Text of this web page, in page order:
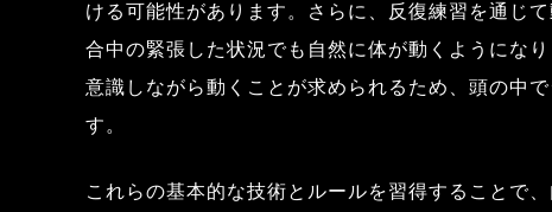
ける可能性があります。さらに、反復練習を通じ
合中の緊張した状況でも自然に体が動くようにな
意識しながら動くことが求められるため、頭の中
す。
これらの基本的な技術とルールを習得することで